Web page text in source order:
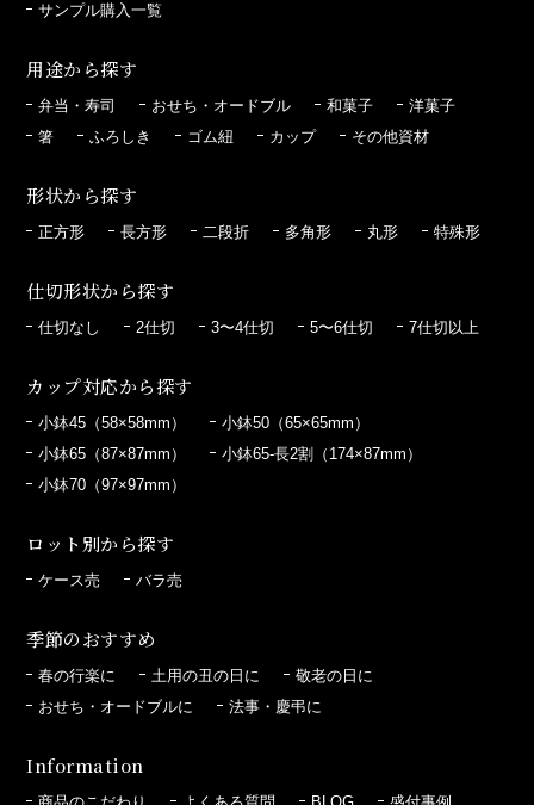
サンプル購入一覧
用途から探す
弁当・寿司 おせち・オードブル 和菓子
洋菓子
箸
ふろしき ゴム紐 カップ その他資材
形状から探す
正方形 長方形 二段折 多角形 丸形 特殊形
仕切形状から探す
仕切なし 2仕切 3〜4仕切 5〜6仕切 7仕切以上
カップ対応から探す
小鉢45（58×58mm）
小鉢50（65×65mm）
小鉢65（87×87mm）
小鉢65-長2割（174×87mm）
小鉢70（97×97mm）
ロット別から探す
ケース売 バラ売
季節のおすすめ
春の行楽に 土用の丑の日に
敬老の日に
おせち・オードブルに
法事・慶弔に
Information